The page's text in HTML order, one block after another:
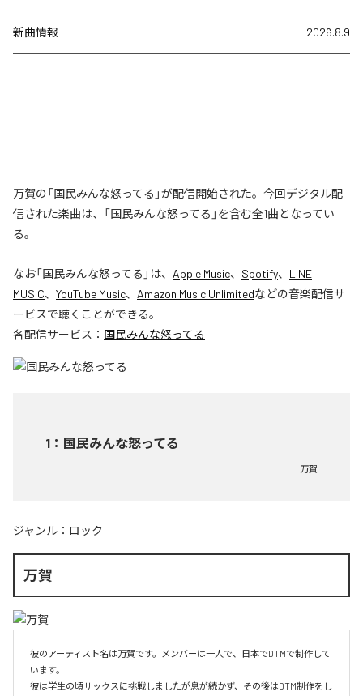
新曲情報 2026.8.9
万賀の「国民みんな怒ってる」が配信開始された。今回デジタル配
信された楽曲は、「国民みんな怒ってる」を含む全1曲となってい
る。
なお「国民みんな怒ってる 」は、 Apple Music、 Spotify、 LINE
MUSIC、 YouTube Music、 Amazon Music Unlimitedなどの音楽配信サ
ービスで聴くことができる。
各配信サービス： 国民みんな怒ってる
1 ： 国民みんな怒ってる
万賀
ジャンル： ロック
万賀
彼のアーティスト名は万賀です。メンバーは一人で、日本でDTMで制作して
います。
彼は学生の頃サックスに挑戦しましたが息が続かず、その後はDTM制作をし